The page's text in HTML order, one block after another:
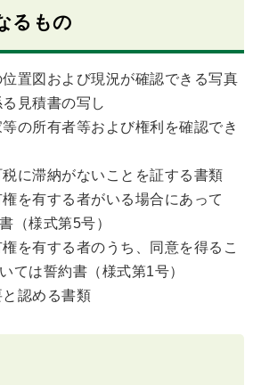
るもの
置図および現況が確認できる写真
見積書の写し
の所有者等および権利を確認でき
に滞納がないことを証する書類
を有する者がいる場合にあって
（様式第5号）
を有する者のうち、同意を得るこ
ては誓約書（様式第1号）
認める書類